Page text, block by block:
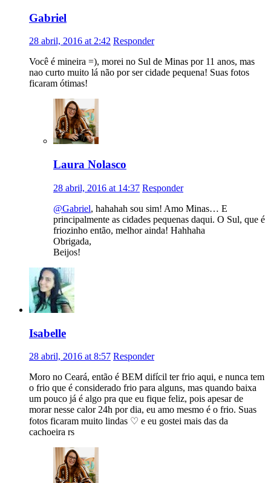
Gabriel
28 abril, 2016 at 2:42 Responder
Você é mineira =), morei no Sul de Minas por 11 anos, mas
nao curto muito lá não por ser cidade pequena! Suas fotos
ficaram ótimas!
Laura Nolasco
28 abril, 2016 at 14:37 Responder
@Gabriel, hahahah sou sim! Amo Minas… E
principalmente as cidades pequenas daqui. O Sul, que é
friozinho então, melhor ainda! Hahhaha
Obrigada,
Beijos!
Isabelle
28 abril, 2016 at 8:57 Responder
Moro no Ceará, então é BEM difícil ter frio aqui, e nunca tem
o frio que é considerado frio para alguns, mas quando baixa
um pouco já é algo pra que eu fique feliz, pois apesar de
morar nesse calor 24h por dia, eu amo mesmo é o frio. Suas
fotos ficaram muito lindas ♡ e eu gostei mais das da
cachoeira rs